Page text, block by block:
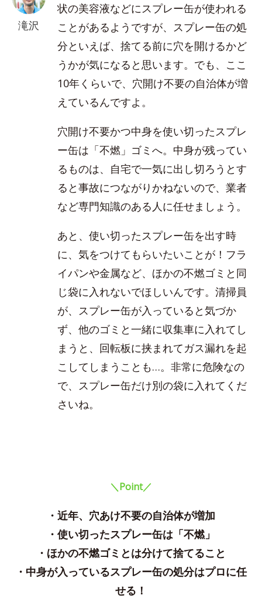
滝沢
状の美容液などにスプレー缶が使われる
ことがあるようですが、スプレー缶の処
分といえば、捨てる前に穴を開けるかど
うかが気になると思います。でも、ここ
10年くらいで、穴開け不要の自治体が増
えているんですよ。
穴開け不要かつ中身を使い切ったスプレ
ー缶は「不燃」ゴミへ。中身が残ってい
るものは、自宅で一気に出し切ろうとす
ると事故につながりかねないので、業者
など専門知識のある人に任せましょう。
あと、使い切ったスプレー缶を出す時
に、気をつけてもらいたいことが！フラ
イパンや金属など、ほかの不燃ゴミと同
じ袋に入れないでほしいんです。清掃員
が、スプレー缶が入っていると気づか
ず、他のゴミと一緒に収集車に入れてし
まうと、回転板に挟まれてガス漏れを起
こしてしまうことも…。非常に危険なの
で、スプレー缶だけ別の袋に入れてくだ
さいね。
＼Point／
・近年、穴あけ不要の自治体が増加
・使い切ったスプレー缶は「不燃」
・ほかの不燃ゴミとは分けて捨てること
・中身が入っているスプレー缶の処分はプロに任
せる！